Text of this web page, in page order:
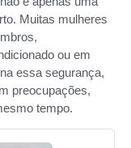
Muitas mulheres
ou em
essa segurança,
preocupações,
tempo.